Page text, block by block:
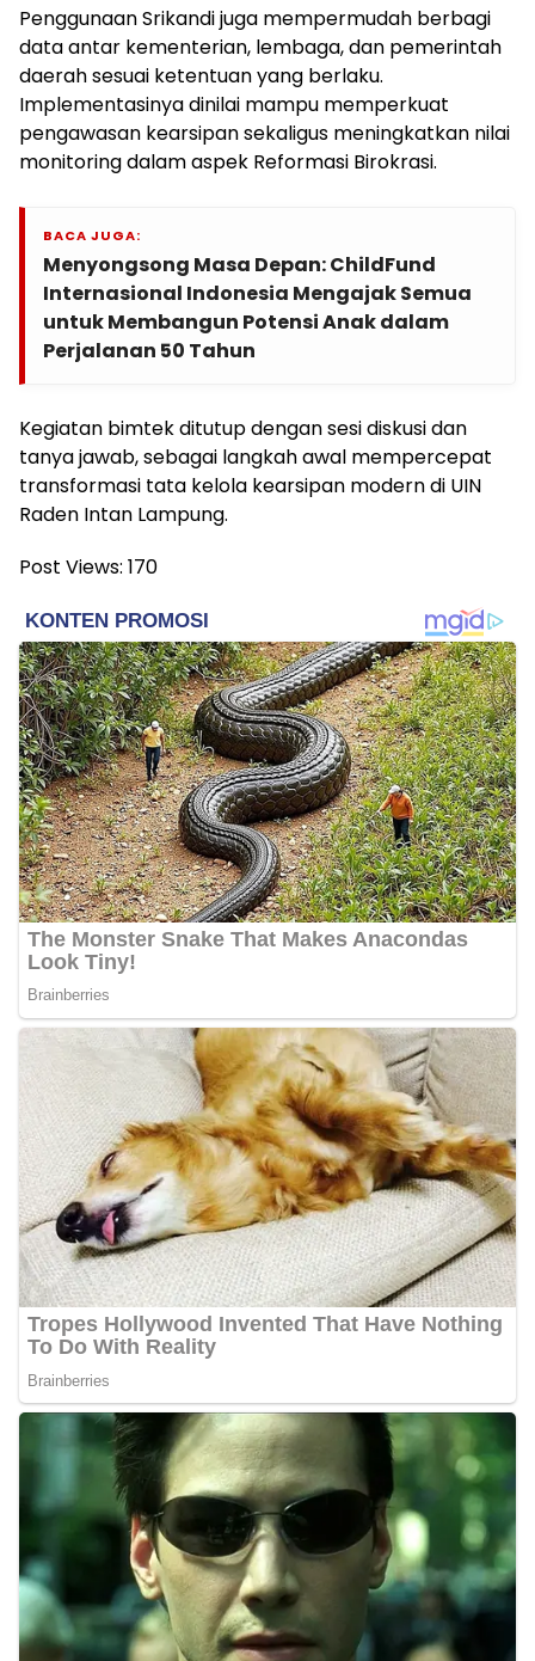
Penggunaan Srikandi juga mempermudah berbagi
data antar kementerian, lembaga, dan pemerintah
daerah sesuai ketentuan yang berlaku.
Implementasinya dinilai mampu memperkuat
pengawasan kearsipan sekaligus meningkatkan nilai
monitoring dalam aspek Reformasi Birokrasi.
BACA JUGA:
Menyongsong Masa Depan: ChildFund
Internasional Indonesia Mengajak Semua
untuk Membangun Potensi Anak dalam
Perjalanan 50 Tahun
Kegiatan bimtek ditutup dengan sesi diskusi dan
tanya jawab, sebagai langkah awal mempercepat
transformasi tata kelola kearsipan modern di UIN
Raden Intan Lampung.
Post Views: 170